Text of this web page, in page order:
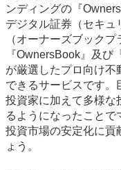
ンディングの『
デジタル証券（セキュ
（オーナーズブック
『OwnersBook』及び
が厳選したプロ向け不
できるサービスです。
投資家に加えて多様な
るようになったこと
投資市場の安定化に貢
ょう。